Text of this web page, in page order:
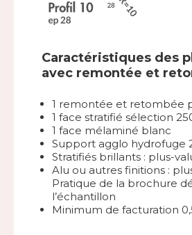
Caractéristiques des
avec remontée et
1 remontée et retombée
1 face stratifié sélection
1 face mélaminé blanc
Support agglo hydrofuge
Stratifiés brillants : plus-
Alu ou autres finitions :
Pratique de la brochure
l’échantillon
Minimum de facturation